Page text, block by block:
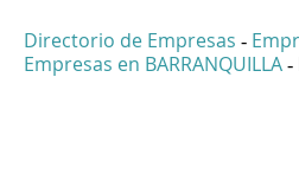
Directorio de Empresas -
Empresas en BARRANQUILLA -